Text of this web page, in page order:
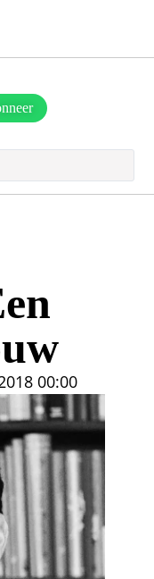
00:00